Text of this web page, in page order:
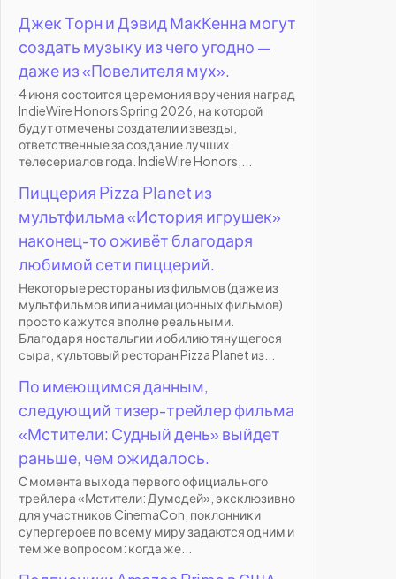
Джек Торн и Дэвид МакКенна могут
создать музыку из чего угодно —
даже из «Повелителя мух».
4 июня состоится церемония вручения наград
IndieWire Honors Spring 2026, на которой
будут отмечены создатели и звезды,
ответственные за создание лучших
телесериалов года. IndieWire Honors,...
Пиццерия Pizza Planet из
мультфильма «История игрушек»
наконец-то оживёт благодаря
любимой сети пиццерий.
Некоторые рестораны из фильмов (даже из
мультфильмов или анимационных фильмов)
просто кажутся вполне реальными.
Благодаря ностальгии и обилию тянущегося
сыра, культовый ресторан Pizza Planet из...
По имеющимся данным,
следующий тизер-трейлер фильма
«Мстители: Судный день» выйдет
раньше, чем ожидалось.
С момента выхода первого официального
трейлера «Мстители: Думсдей», эксклюзивно
для участников CinemaCon, поклонники
супергероев по всему миру задаются одним и
тем же вопросом: когда же...